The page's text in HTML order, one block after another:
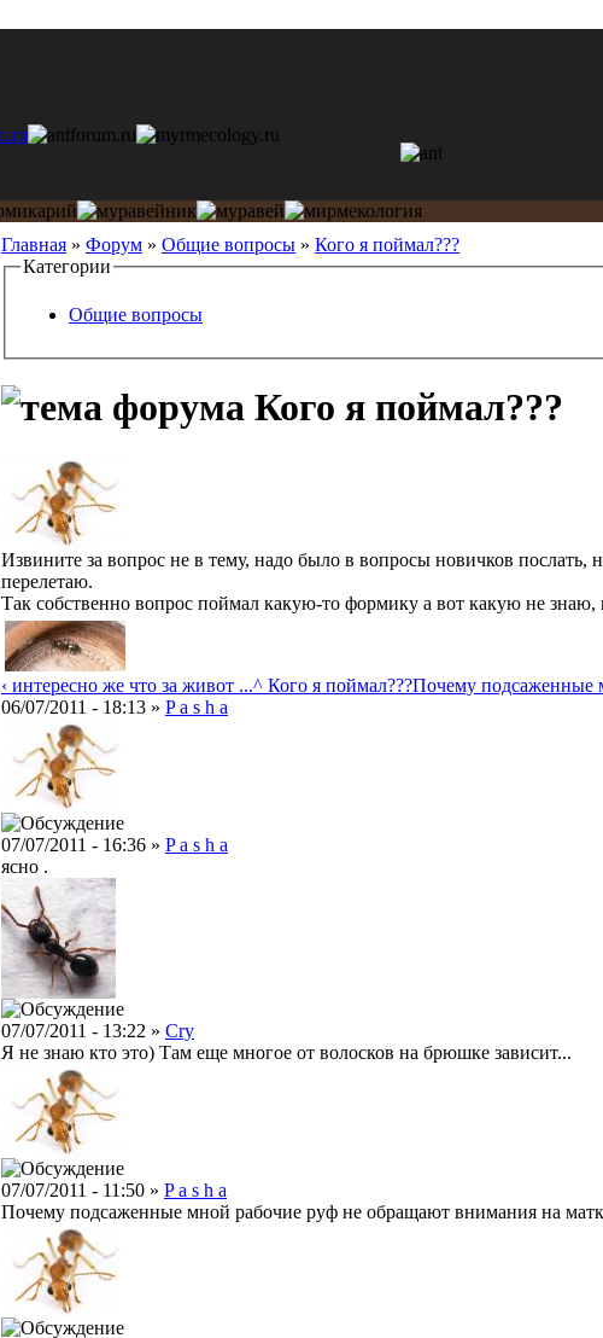
Главная » Форум » Общие вопросы » Кого я поймал???
Категории
Общие вопросы
Кого я поймал???
Извините за вопрос не в тему, надо было в вопросы новичков
перелетаю.
Так собственно вопрос поймал какую-то формику а вот какую не знаю,
‹ интересно же что за живот ...^ Кого я поймал???Почему подсаженные
06/07/2011 - 18:13 » P a s h a
07/07/2011 - 16:36 » P a s h a
ясно .
07/07/2011 - 13:22 » Cry
Я не знаю кто это) Там еще многое от волосков на брюшке зависит...
07/07/2011 - 11:50 » P a s h a
Почему подсаженные мной рабочие руф не обращают внимания на